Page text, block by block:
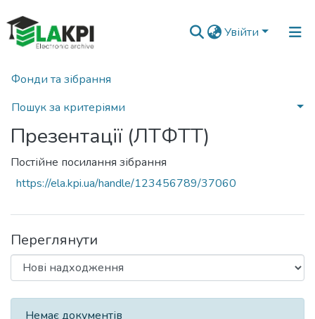
Увійти
Фонди та зібрання
Пошук за критеріями
Статистика
Головна
Презентації (ЛТФТТ)
Постійне посилання зібрання
https://ela.kpi.ua/handle/123456789/37060
Переглянути
Нові надходження
Немає документів